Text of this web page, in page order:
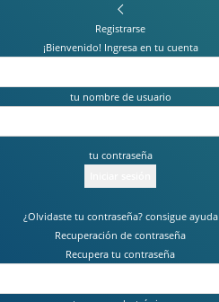
Registrarse
¡Bienvenido! Ingresa en tu cuenta
tu nombre de usuario
tu contraseña
¿Olvidaste tu contraseña? consigue ayuda
Recuperación de contraseña
Recupera tu contraseña